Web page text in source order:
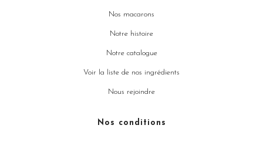
Nos macarons
Notre histoire
Notre catalogue
Voir la liste de nos ingrédients
Nous rejoindre
Nos conditions